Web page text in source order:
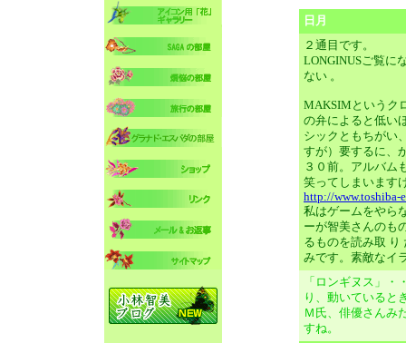
日月
２通目です。
LONGINUSご覧に
ない 。
MAKSIMというク
の弁によると低い
シックともちがい
すが）要するに、
３０前。アルバム
笑ってしまいます
http://www.toshiba-
私はゲームをやら
ーが智美さんのも
るものを読み取 り
みです。素敵なイ
「ロンギヌス」
り、動いていると
Ｍ氏、俳優さんみ
すね。